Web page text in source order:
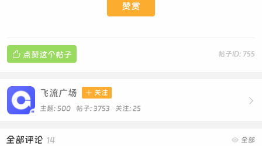
赞赏
帖子ID: 755
 点赞这个帖子

飞流广场  关注
主题: 500 帖子: 3753 关注: 25
 全部
全部评论 14